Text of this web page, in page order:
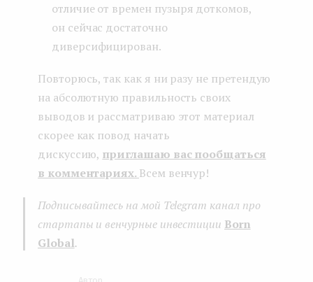
отличие от времен пузыря доткомов,
он сейчас достаточно
диверсифицирован.
Повторюсь, так как я ни разу не претендую
на абсолютную правильность своих
выводов и рассматриваю этот материал
скорее как повод начать
дискуссию, приглашаю вас пообщаться
в комментариях. Всем венчур!
Подписывайтесь на мой Telegram канал про
стартапы и венчурные инвестиции Born
Global.